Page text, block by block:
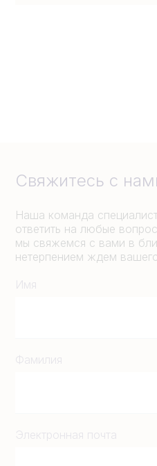
Свяжитесь с
Наша команда
ответить на любые
мы свяжемся с вами в
нетерпением ждем
Имя
Фамилия
Электронная почта